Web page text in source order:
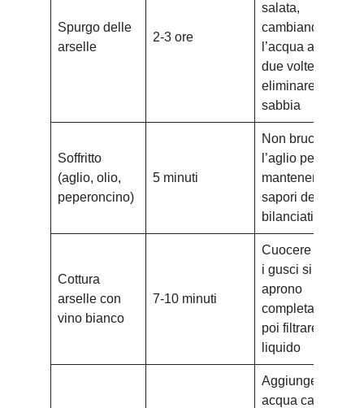
Spurgo delle
arselle
2-3 ore
salata,
cambiando
l’acqua almeno
due volte per
eliminare la
sabbia
Soffritto
(aglio, olio,
peperoncino)
5 minuti
Non bruciare
l’aglio per
mantenere
sapori delicati e
bilanciati
Cottura
arselle con
vino bianco
7-10 minuti
Cuocere finché
i gusci si
aprono
completamente,
poi filtrare il
liquido
Aggiungere
acqua calda o